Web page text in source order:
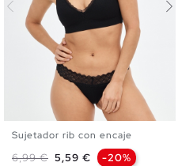
XL
Sujetador rib con encaje
Precio base
6,99 € Precio
5,59 € -20%